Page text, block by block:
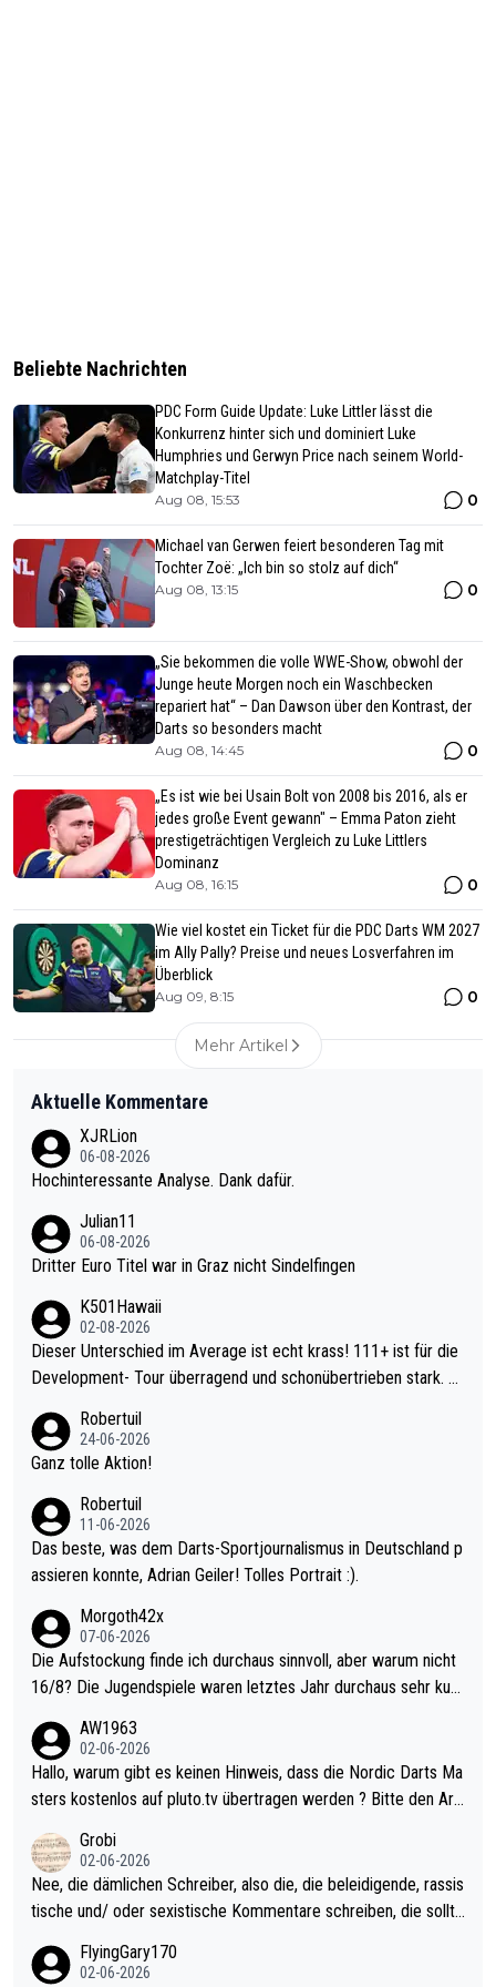
Beliebte Nachrichten
PDC Form Guide Update: Luke Littler lässt die
Konkurrenz hinter sich und dominiert Luke
Humphries und Gerwyn Price nach seinem World-
Matchplay-Titel
Aug 08, 15:53 0
Michael van Gerwen feiert besonderen Tag mit
Tochter Zoë: „Ich bin so stolz auf dich“
Aug 08, 13:15 0
„Sie bekommen die volle WWE-Show, obwohl der
Junge heute Morgen noch ein Waschbecken
repariert hat“ – Dan Dawson über den Kontrast, der
Darts so besonders macht
Aug 08, 14:45 0
„Es ist wie bei Usain Bolt von 2008 bis 2016, als er
jedes große Event gewann" – Emma Paton zieht
prestigeträchtigen Vergleich zu Luke Littlers
Dominanz
Aug 08, 16:15 0
Wie viel kostet ein Ticket für die PDC Darts WM 2027
im Ally Pally? Preise und neues Losverfahren im
Überblick
Aug 09, 8:15 0
Mehr Artikel
Aktuelle Kommentare
XJRLion
06-08-2026
Hochinteressante Analyse. Dank dafür.
Julian11
06-08-2026
Dritter Euro Titel war in Graz nicht Sindelfingen
K501Hawaii
02-08-2026
Dieser Unterschied im Average ist echt krass! 111+ ist für die
Development- Tour überragend und schonübertrieben stark. U
mal 40+ erst recht. Da gewinnst keinen Blumentopf - ist ja noc
h krasser wie ein Pokalspiel eines Kreisligisten vs einem Bund
Robertuil
24-06-2026
Ganz tolle Aktion!
Robertuil
11-06-2026
Das beste, was dem Darts-Sportjournalismus in Deutschland p
assieren konnte, Adrian Geiler! Tolles Portrait :).
Morgoth42x
07-06-2026
Die Aufstockung finde ich durchaus sinnvoll, aber warum nicht
16/8? Die Jugendspiele waren letztes Jahr durchaus sehr kurz
Allerdings ist Mitchell Lawrie als Nummer 1 der Welt eh qualifi
ziert. Somit ändert die automatische Qualifikation des Weltmei
sters erstmal nichts. Ich denke sie wollen damit für nächstes J
ohl wenig WDF Turniere spielen. Dies war bei Archie Self letzt
es Jahr der Fall. Er musste als amtierender Weltmeister durch
den Qualifier und ich glaube kaum, dass Mitchel sich das (in Ve
el hat.
AW1963
02-06-2026
Hallo, warum gibt es keinen Hinweis, dass die Nordic Darts Ma
sters kostenlos auf pluto.tv übertragen werden ? Bitte den Arti
Grobi
02-06-2026
Nee, die dämlichen Schreiber, also die, die beleidigende, rassis
tische und/ oder sexistische Kommentare schreiben, die sollte
s Leben in den Griff kriegen. Nur eins wundert mich: Luke Little
FlyingGary170
02-06-2026